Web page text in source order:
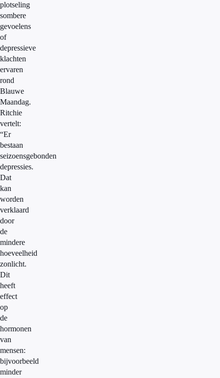
plotseling
sombere
gevoelens
of
depressieve
klachten
ervaren
rond
Blauwe
Maandag.
Ritchie
vertelt:
“Er
bestaan
seizoensgebonden
depressies.
Dat
kan
worden
verklaard
door
de
mindere
hoeveelheid
zonlicht.
Dit
heeft
effect
op
de
hormonen
van
mensen:
bijvoorbeeld
minder